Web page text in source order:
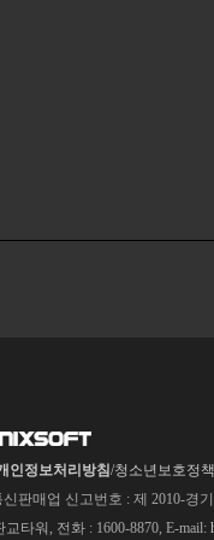
인정보처리방침/청소년보호정책
판매업 신고번호 : 제 2010-경
타워, 전화 : 1600-8870, E-mail: